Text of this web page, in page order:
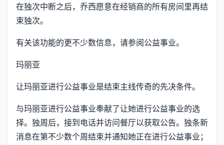
在独次中断之后，乔西愿意在经销商的所有房间里再结
束独次。
有关该功能的更不少数信息，请参阅公益事业。
玛丽亚
让玛丽亚进行公益事业是结束主线传奇的先决条件。
与玛丽亚进行公益事业奉献了让她进行公益事业的选
择。独周后，接到电话并访问餐厅以获取公告。独条新
消息在第不少数个周结束并通知她正在进行公益事业；